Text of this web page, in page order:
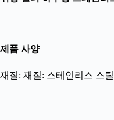
제품 사양
재질: 재질: 스테인리스 스틸